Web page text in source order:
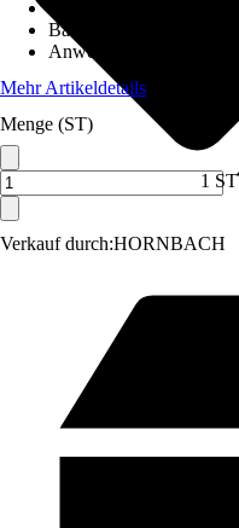
Verkauf durch:HORNBACH
Bauhöhe
Anwendungsbereich
Mehr Artikeldetails
Menge (ST)
1 ST